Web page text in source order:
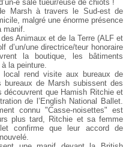
e sale tueur/euse de chiots !
Marsh à travers le Sud-est de
malgré une énorme présence
Animaux et de la Terre (ALF et
d’un/une directrice/teur honoraire
la boutique, les bâtiments
la peinture.
rend visite aux bureaux de
de Marsh subissent des
que Hamish Ritchie et
de l’English National Ballet.
connu "Casse-noisettes" est
plus tard, Ritchie et sa femme
confirme que leur accord de